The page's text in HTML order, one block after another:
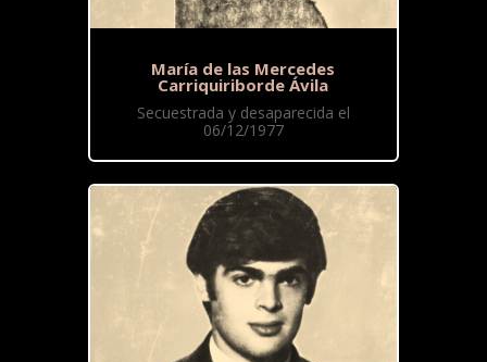
María de las Mercedes
Carriquiriborde Ávila
Secuestrada y desaparecida el
06/12/1977